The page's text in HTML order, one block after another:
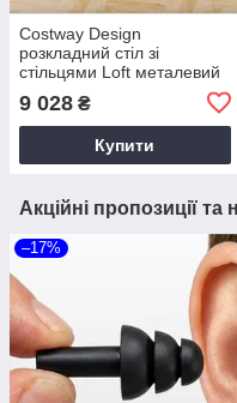
Costway Design
розкладний стіл зі
стільцями Loft металевий
9 028 ₴
Купити
Акційні пропозиції та
–17%